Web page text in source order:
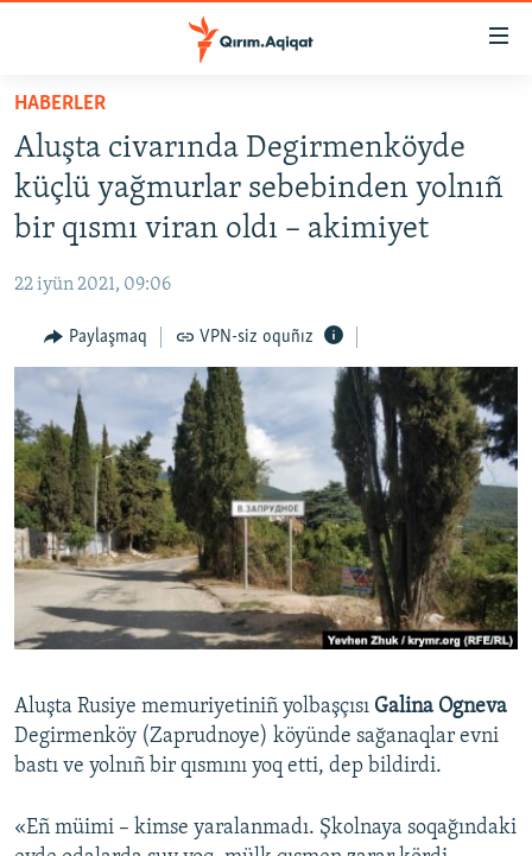
Esas
qaytmaq
Baş
navigatsiyağa
qaytmaq
Qıdıruvğa
qaytmaq
HABERLER
SİYASET
İQTİSADİYAT
MEDENİYET
İNSAN AQLARI
VİDEO
SÜRET
BLOGLAR
FİKİR
Русский
Українською
HABERLER
Aluşta civarında Degirmenköyde
küçlü yağmurlar sebebinden yolnıñ
bir qısmı viran oldı – akimiyet
22 iyün 2021, 09:06
Paylaşmaq VPN-siz oquñız
Aluşta Rusiye memuriyetiniñ yolbaşçısı Galina Ogneva
Degirmenköy (Zaprudnoye) köyünde sağanaqlar evni
bastı ve yolnıñ bir qısmını yoq etti, dep bildirdi.
«Eñ müimi – kimse yaralanmadı. Şkolnaya soqağındaki